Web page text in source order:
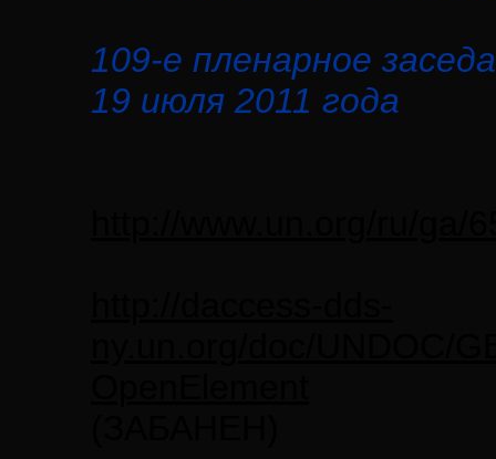
109-е пленарное
19 июля 2011 года